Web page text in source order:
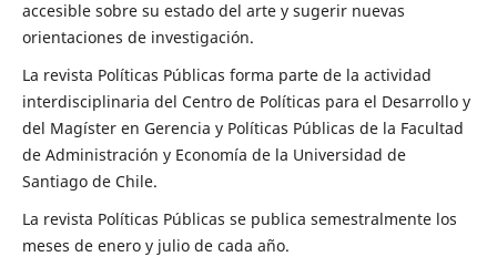
accesible sobre su estado del arte y sugerir nuevas
orientaciones de investigación.
La revista Políticas Públicas forma parte de la actividad
interdisciplinaria del Centro de Políticas para el Desarrollo y
del Magíster en Gerencia y Políticas Públicas de la Facultad
de Administración y Economía de la Universidad de
Santiago de Chile.
La revista Políticas Públicas se publica semestralmente los
meses de enero y julio de cada año.